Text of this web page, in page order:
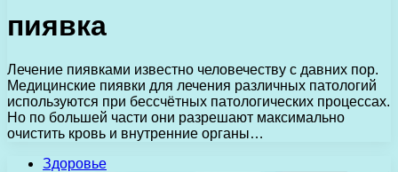
пиявка
Лечение пиявками известно человечеству с давних пор.
Медицинские пиявки для лечения различных патологий
используются при бессчётных патологических процессах.
Но по большей части они разрешают максимально
очистить кровь и внутренние органы…
Здоровье